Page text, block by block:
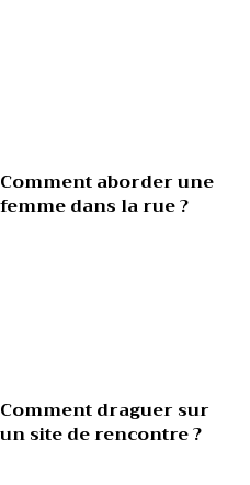
Comment aborder une
femme dans la rue ?
Comment draguer sur
un site de rencontre ?